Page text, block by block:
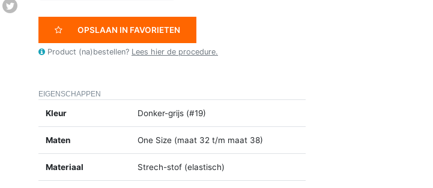
OPSLAAN IN FAVORIETEN
Product (na)bestellen? Lees hier de procedure.
EIGENSCHAPPEN
Kleur Donker-grijs (#19)
Maten One Size (maat 32 t/m maat 38)
Materiaal Strech-stof (elastisch)